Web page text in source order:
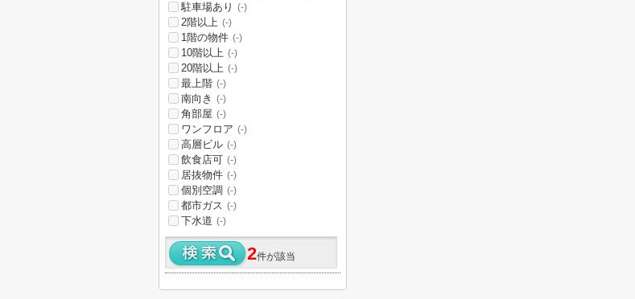
駐車場あり (-)
2階以上 (-)
1階の物件 (-)
10階以上 (-)
20階以上 (-)
最上階 (-)
南向き (-)
角部屋 (-)
ワンフロア (-)
高層ビル (-)
飲食店可 (-)
居抜物件 (-)
個別空調 (-)
都市ガス (-)
下水道 (-)
2件が該当